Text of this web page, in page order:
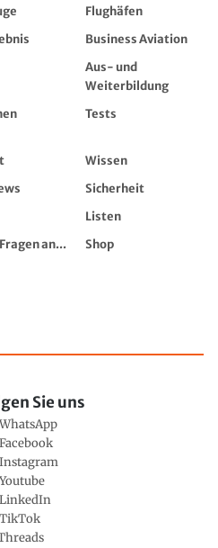
Flughäfen
Business Aviation
Aus- und
Weiterbildung
Tests
Wissen
Sicherheit
Listen
an...
Shop
Sie uns
WhatsApp
Facebook
Instagram
Youtube
LinkedIn
TikTok